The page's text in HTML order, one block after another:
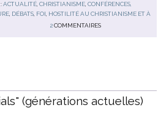
ACTUALITÉ, CHRISTIANISME, CONFÉRENCES,
, DÉBATS, FOI, HOSTILITÉ AU CHRISTIANISME ET À
2 COMMENTAIRES
(générations actuelles)